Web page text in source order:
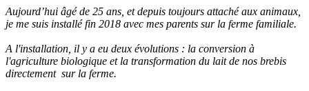
Aujourd’hui âgé de 25 ans, et depuis toujours attaché aux animaux,
je me suis installé fin 2018 avec mes parents sur la ferme familiale.
A l'installation, il y a eu deux évolutions : la conversion à
l'agriculture biologique et la transformation du lait de nos brebis
directement sur la ferme.